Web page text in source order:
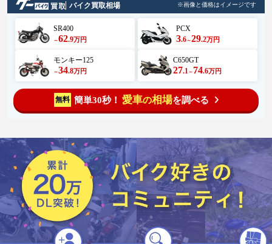
バイク買取相場 ※画像と価格はイメージです
SR400
～62.9万円
PCX
3.6～29.2万円
モンキー125
～34.8万円
C650GT
27.1 ～ 74.6万円
無料 簡単30秒！ 愛車の相場を調べる